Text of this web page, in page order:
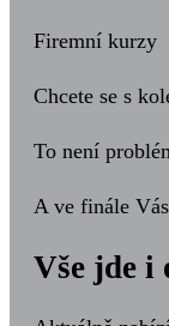
Firemní kurzy
Chcete se s
To není
A ve finále
Vše jde i